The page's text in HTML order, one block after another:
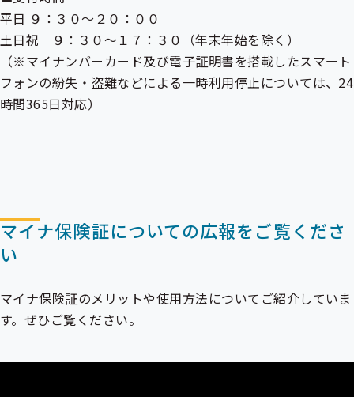
平日 ９：３０～２０：００
土日祝 ９：３０～１７：３０（年末年始を除く）
（※マイナンバーカード及び電子証明書を搭載したスマート
フォンの紛失・盗難などによる一時利用停止については、24
時間365日対応）
マイナ保険証についての広報をご覧くださ
い
マイナ保険証のメリットや使用方法についてご紹介していま
す。ぜひご覧ください。